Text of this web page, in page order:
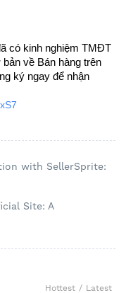
có kinh nghiệm TMĐT
về Bán hàng trên
ký ngay để nhận
with SellerSprite:
Site: A
Hottest / Latest